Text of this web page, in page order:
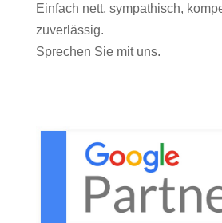
Einfach nett, sympathisch,
zuverlässig.
Sprechen Sie mit uns.